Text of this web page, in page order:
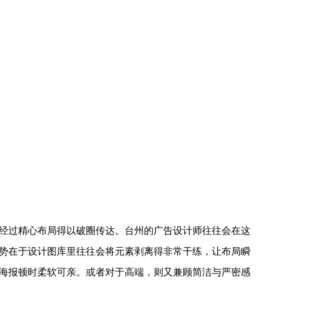
过精心布局得以破圈传达。台州的广告设计师往往会在这
在于设计图库里往往会将元素剥离得非常干练，让布局瞬
顿时柔软可亲。或者对于高端，则又兼顾简洁与严密感